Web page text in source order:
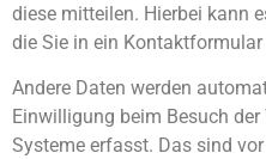
diese mitteilen. Hierbei kann
die Sie in ein Kontaktformular
Andere Daten werden
Einwilligung beim Besuch der
Systeme erfasst. Das sind